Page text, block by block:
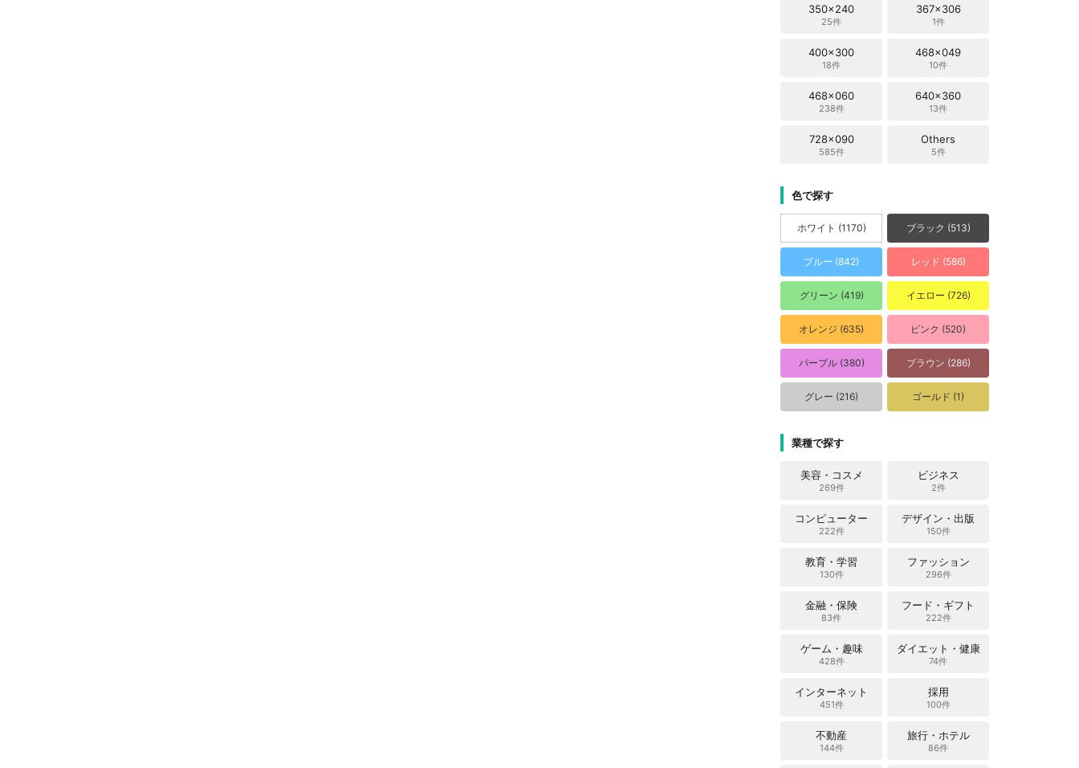
350x240
25件
367x306
1件
400x300
18件
468x049
10件
468x060
238件
640x360
13件
728x090
585件
Others
5件
色で探す
ホワイト (1170) ブラック (513)
ブルー (842) レッド (586)
グリーン (419) イエロー (726)
オレンジ (635) ピンク (520)
パープル (380) ブラウン (286)
グレー (216) ゴールド (1)
業種で探す
美容・コスメ
269件
ビジネス
2件
コンピューター
222件
デザイン・出版
150件
教育・学習
130件
ファッション
296件
金融・保険
83件
フード・ギフト
222件
ゲーム・趣味
428件
ダイエット・健康
74件
インターネット
451件
採用
100件
不動産
144件
旅行・ホテル
86件